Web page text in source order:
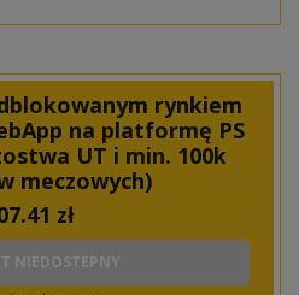
rynkiem
na platformę PS
UT i min. 100k
meczowych)
zł
NIEDOSTEPNY